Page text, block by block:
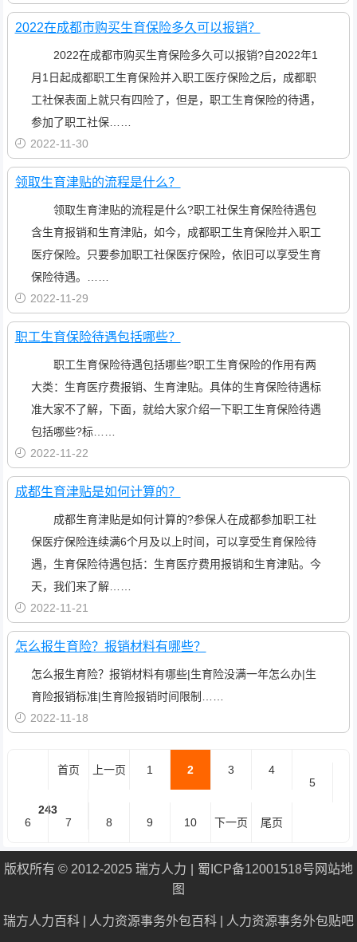
2022在成都市购买生育保险多久可以报销？
2022在成都市购买生育保险多久可以报销?自2022年1
月1日起成都职工生育保险并入职工医疗保险之后，成都职
工社保表面上就只有四险了，但是，职工生育保险的待遇，
参加了职工社保……
2022-11-30
领取生育津贴的流程是什么？
领取生育津贴的流程是什么?职工社保生育保险待遇包
含生育报销和生育津贴，如今，成都职工生育保险并入职工
医疗保险。只要参加职工社保医疗保险，依旧可以享受生育
保险待遇。……
2022-11-29
职工生育保险待遇包括哪些？
职工生育保险待遇包括哪些?职工生育保险的作用有两
大类：生育医疗费报销、生育津贴。具体的生育保险待遇标
准大家不了解，下面，就给大家介绍一下职工生育保险待遇
包括哪些?标……
2022-11-22
成都生育津贴是如何计算的？
成都生育津贴是如何计算的?参保人在成都参加职工社
保医疗保险连续满6个月及以上时间，可以享受生育保险待
遇，生育保险待遇包括：生育医疗费用报销和生育津贴。今
天，我们来了解……
2022-11-21
怎么报生育险？报销材料有哪些？
怎么报生育险？报销材料有哪些|生育险没满一年怎么办|生
育险报销标准|生育险报销时间限制……
2022-11-18
243
首页 上一页 1 2 3
4
5
6 7 8 9 10 下一页 尾页
版权所有 © 2012-2025 瑞方人力 蜀ICP备12001518号 网站地
图
瑞方人力百科 人力资源事务外包百科 人力资源事务外包贴吧